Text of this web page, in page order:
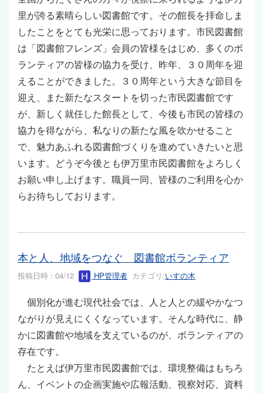
里が誇る素晴らしい図書館です。その館長を拝命しま
したことをとても光栄に思っております。市民図書館
は「図書館フレンズ」会員の皆様をはじめ、多くのボ
ランティアの皆様の協力を受け、昨年、３０周年を迎
えることができました。３０周年という大きな節目を
迎え、また新たなスタートを切った市民図書館です
が、新しく就任した館長として、今後も市民の皆様の
協力を得ながら、私なりの新たな風を吹かせること
で、魅力あふれる図書館づくりを進めていきたいと思
います。どうぞ今後とも伊万里市民図書館をよろしく
お願い申し上げます。職員一同、皆様のご利用を心か
らお待ちしております。
本と人、地域をつなぐ 図書館ボランティア
投稿日時 : 04/12 HP管理者 カテゴリ:いすの木
個別化が進む現代社会では、人と人との緩やかなつ
ながりが見えにくくなっています。そんな時代に、静
かに図書館や地域を支えているのが、ボランティアの
存在です。
たとえば伊万里市民図書館では、環境整備はもちろ
ん、イベントの企画実施や広報活動、視察対応、資料